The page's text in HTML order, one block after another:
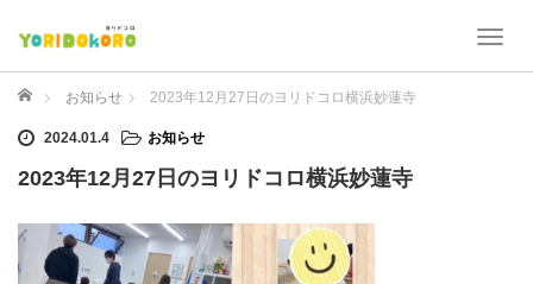
T
ホーム お知らせ 2023年12月27日のヨリドコロ横浜妙蓮寺
2024.01.4 お知らせ
2023年12月27日のヨリドコロ横浜妙蓮寺